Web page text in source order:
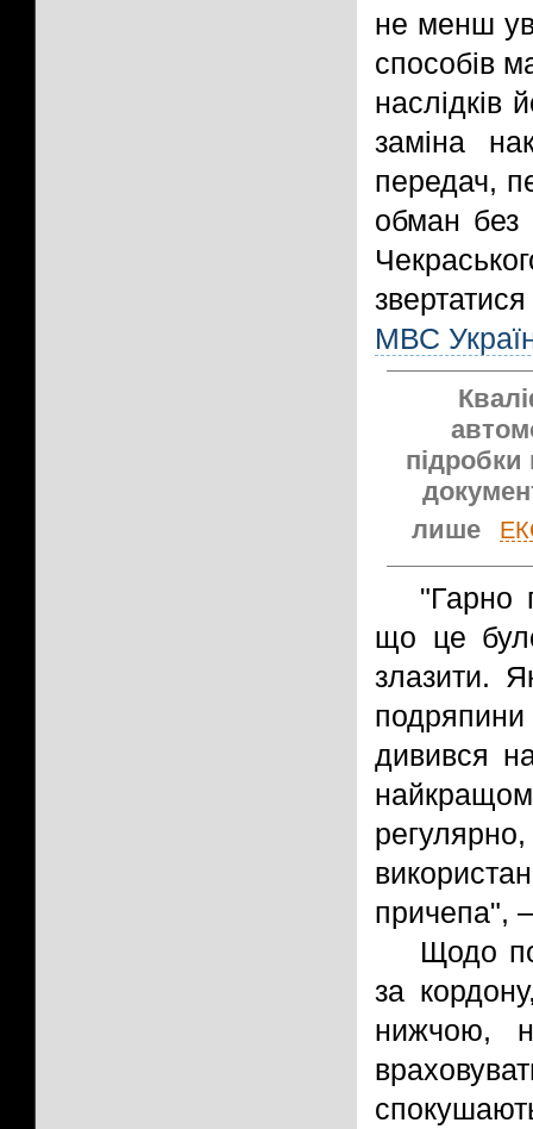
не менш
способів
наслідків
заміна
передач,
обман без
МВС
підробки
лише
"Гарно
що це
злазити.
дивився
причепа",
Щодо
за
нижчою,